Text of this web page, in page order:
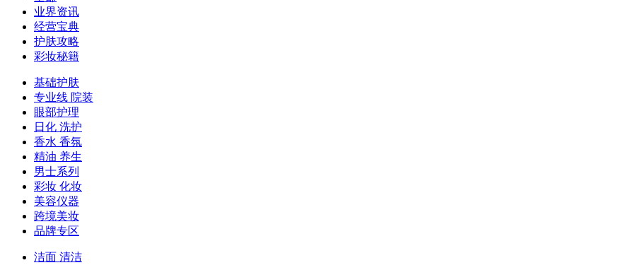
业界资讯
经营宝典
护肤攻略
彩妆秘籍
基础护肤
专业线 院装
眼部护理
日化 洗护
香水 香氛
精油 养生
男士系列
彩妆 化妆
美容仪器
跨境美妆
品牌专区
洁面 清洁